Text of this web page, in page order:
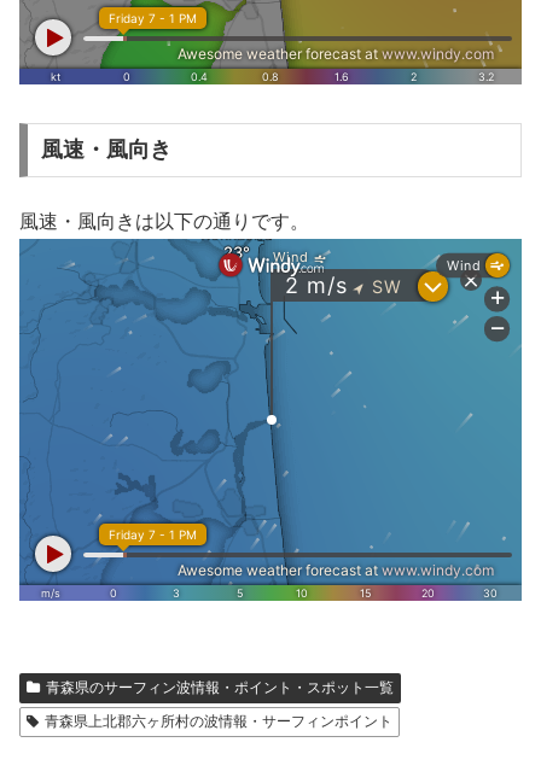
風速・風向き
風速・風向きは以下の通りです。
青森県のサーフィン波情報・ポイント・スポット一覧
青森県上北郡六ヶ所村の波情報・サーフィンポイント